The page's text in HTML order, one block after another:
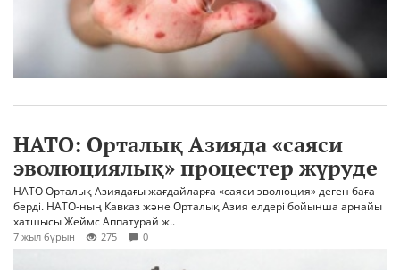
НАТО: Орталық Азияда «саяси
эволюциялық» процестер жүруде
НАТО Орталық Азиядағы жағдайларға «саяси эволюция» деген баға
берді. НАТО-ның Кавказ және Орталық Азия елдері бойынша арнайы
хатшысы Жеймс Аппатурай ж..
7 жыл бұрын 275 0